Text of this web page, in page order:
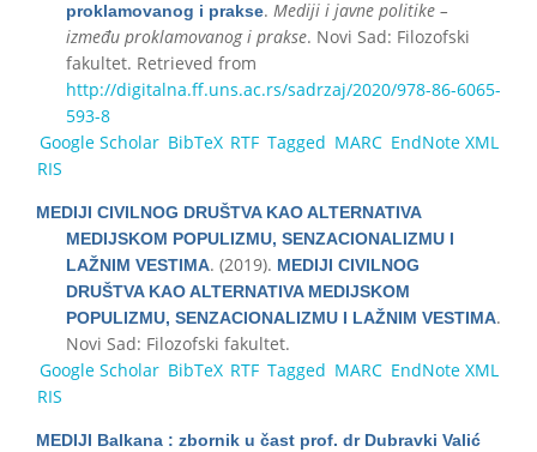
proklamovanog i prakse. Mediji i javne politike –
između proklamovanog i prakse. Novi Sad: Filozofski
fakultet. Retrieved from
http://digitalna.ff.uns.ac.rs/sadrzaj/2020/978-86-6065-
593-8
Google Scholar BibTeX RTF Tagged MARC EndNote XML
RIS
MEDIJI CIVILNOG DRUŠTVA KAO ALTERNATIVA
MEDIJSKOM POPULIZMU, SENZACIONALIZMU I
LAŽNIM VESTIMA. (2019). MEDIJI CIVILNOG
DRUŠTVA KAO ALTERNATIVA MEDIJSKOM
POPULIZMU, SENZACIONALIZMU I LAŽNIM VESTIMA.
Novi Sad: Filozofski fakultet.
Google Scholar BibTeX RTF Tagged MARC EndNote XML
RIS
MEDIJI Balkana : zbornik u čast prof. dr Dubravki Valić